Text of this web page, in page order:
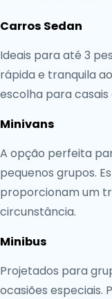
Carros Sedan
Ideais para até 3
rápida e tranquila
escolha para
Minivans
A opção perfeita
pequenos grupos.
proporcionam um
circunstância.
Minibus
Projetados para
ocasiões especiais.